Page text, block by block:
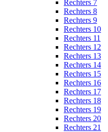
Rechters 7
Rechters 8
Rechters 9
Rechters 10
Rechters 11
Rechters 12
Rechters 13
Rechters 14
Rechters 15
Rechters 16
Rechters 17
Rechters 18
Rechters 19
Rechters 20
Rechters 21